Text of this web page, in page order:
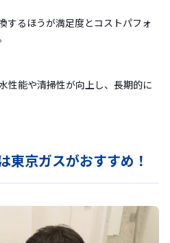
するほうが満足度とコストパフォ
性能や清掃性が向上し、長期的に
東京ガスがおすすめ！